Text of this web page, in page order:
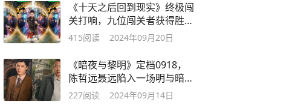
《十天之后回到现实》终极闯
关打响，九位闯关者获得胜
利！
415阅读 2024年09月20日
《暗夜与黎明》定档0918，
陈哲远聂远陷入一场明与暗的
较量！
227阅读 2024年09月14日